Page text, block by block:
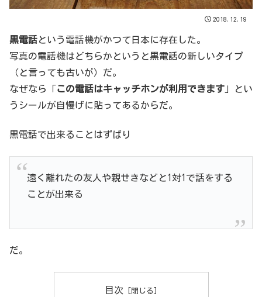
2018.12.19
黒電話という電話機がかつて日本に存在した。
写真の電話機はどちらかというと黒電話の新しいタイプ
（と言っても古いが）だ。
なぜなら「この電話はキャッチホンが利用できます 」とい
うシールが自慢げに貼ってあるからだ。
黒電話で出来ることはずばり
遠く離れたの友人や親せきなどと1対1で話をする
ことが出来る
だ。
目次